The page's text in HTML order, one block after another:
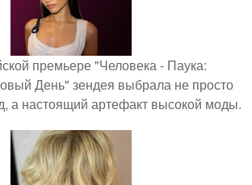
премьере "Человека - Паука:
День" зендея выбрала не просто
а настоящий артефакт высокой моды.